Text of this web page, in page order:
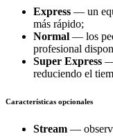
Express — un
más rápido;
Normal — los
profesional
Super Express —
reduciendo el
Características opcionales
Stream —